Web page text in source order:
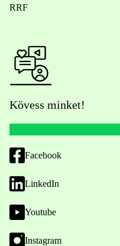
RRF
Kövess minket!
Facebook
LinkedIn
Youtube
Instagram